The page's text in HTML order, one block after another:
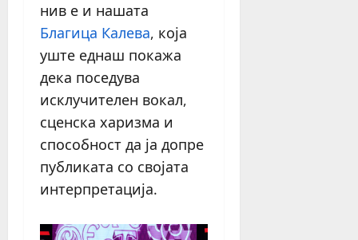
нив е и нашата
Благица Калева, која
уште еднаш покажа
дека поседува
исклучителен вокал,
сценска харизма и
способност да ја допре
публиката со својата
интерпретација.